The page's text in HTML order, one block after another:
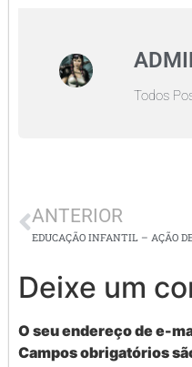
Todos
ANTERIOR
Deixe um
O seu endereço de e-
Campos obrigatórios